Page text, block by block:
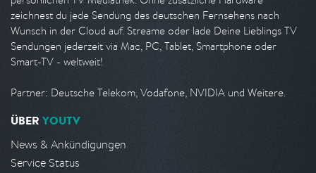
zeichnest du jede Sendung des deutschen Fernsehens nach
Wunsch in der Cloud auf. Streame oder lade Deine Lieblings TV
Sendungen jederzeit via Mac, PC, Tablet, Smartphone oder
Smart-TV - weltweit!
Partner: Deutsche Telekom, Vodafone, NVIDIA und Weitere.
ÜBER YOUTV
News & Ankündigungen
Service Status